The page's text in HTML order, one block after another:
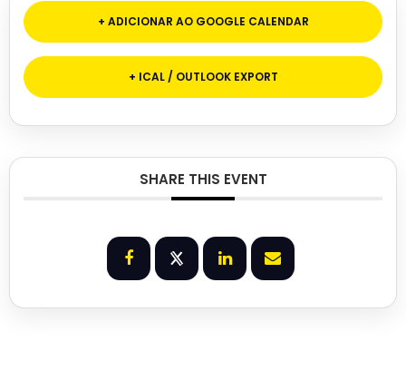
+ ADICIONAR AO GOOGLE CALENDAR
+ ICAL / OUTLOOK EXPORT
SHARE THIS EVENT